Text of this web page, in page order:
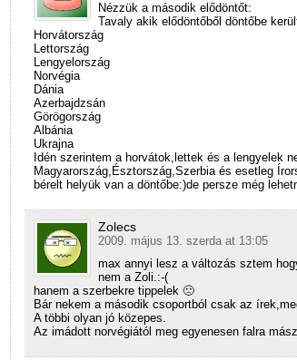
Nézzük a második elődöntőt:
Tavaly akik elődöntőből döntőbe
Horvátország
Lettország
Lengyelország
Norvégia
Dánia
Azerbajdzsán
Görögország
Albánia
Ukrajna
Idén szerintem a horvátok,lettek és a lengyelek
Magyarország,Észtország,Szerbia és esetleg
bérelt helyük van a döntőbe:)de persze még
Zolecs
2009. május 13. szerda at 13:05
max annyi lesz a változás sztem
nem a Zoli.:-(
hanem a szerbekre tippelek 🙁
Bár nekem a második csoportból csak az
A többi olyan jó közepes.
Az imádott norvégiától meg egyenesen falra